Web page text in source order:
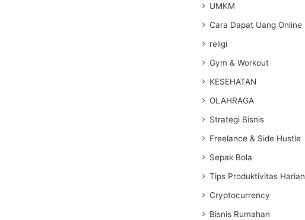
UMKM
Cara Dapat Uang Online
religi
Gym & Workout
KESEHATAN
OLAHRAGA
Strategi Bisnis
Freelance & Side Hustle
Sepak Bola
Tips Produktivitas Harian
Cryptocurrency
Bisnis Rumahan